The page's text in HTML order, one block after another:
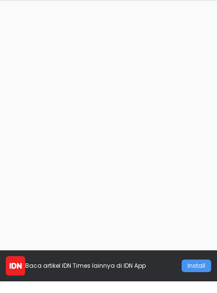
Baca artikel IDN Times lainnya di IDN App Install